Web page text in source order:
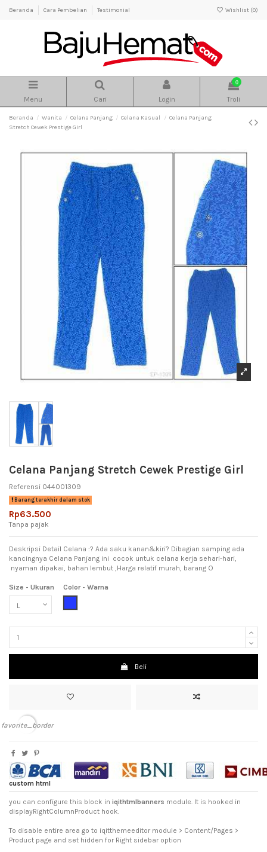
Beranda Cara Pembelian Testimonial Wishlist (0)
Menu Cari Login
0
Troli
Beranda Wanita Celana Panjang Celana Kasual
Celana Panjang
Stretch Cewek Prestige Girl
Celana Panjang Stretch Cewek Prestige Girl
Referensi 044001309
Barang terakhir dalam stok
Rp63.500
Tanpa pajak
Deskripsi Detail Celana :? Ada saku kanan&kiri? Dibagian samping ada
kancingnya Celana Panjang ini cocok untuk celana kerja sehari-hari,
nyaman dipakai, bahan lembut ,Harga relatif murah, barang O
Size - Ukuran
Color - Warna
Beli
favorite_border
custom html
you can configure this block in iqithtmlbanners module. It is hooked in
displayRightColumnProduct hook.
To disable entire area go to iqitthemeeditor module > Content/Pages >
Product page and set hidden for Right sidebar option